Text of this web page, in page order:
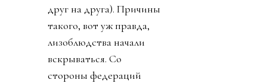
друг на друга). Причины
такого, вот уж правда,
лизоблюдства начали
вскрываться. Со
стороны федераций